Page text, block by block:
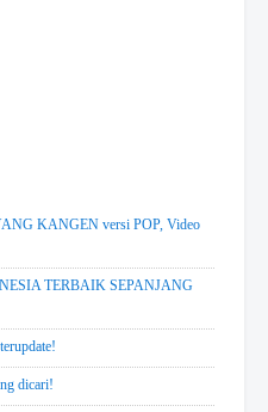
KANGEN versi POP, Video
TERBAIK SEPANJANG
dicari!